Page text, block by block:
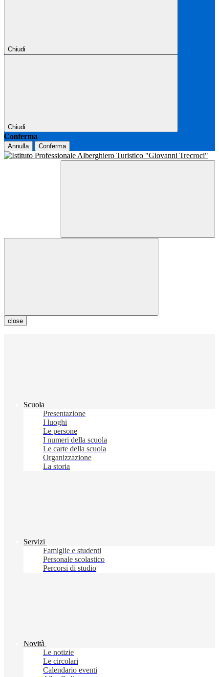
Chiudi
Chiudi
Conferma
Annulla Conferma
close
Scuola
Presentazione
I luoghi
Le persone
I numeri della scuola
Le carte della scuola
Organizzazione
La storia
Servizi
Famiglie e studenti
Personale scolastico
Percorsi di studio
Novità
Le notizie
Le circolari
Calendario eventi